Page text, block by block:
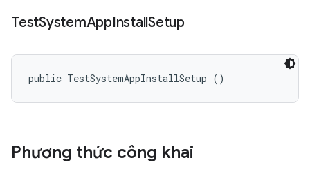
TestSystemAppInstallSetup
public TestSystemAppInstallSetup ()
Phương thức công khai